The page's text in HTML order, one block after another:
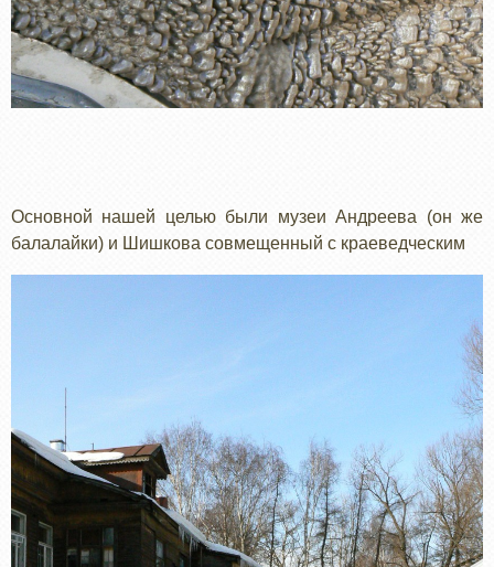
Основной нашей целью были музеи Андреева (он же
балалайки) и Шишкова совмещенный с краеведческим